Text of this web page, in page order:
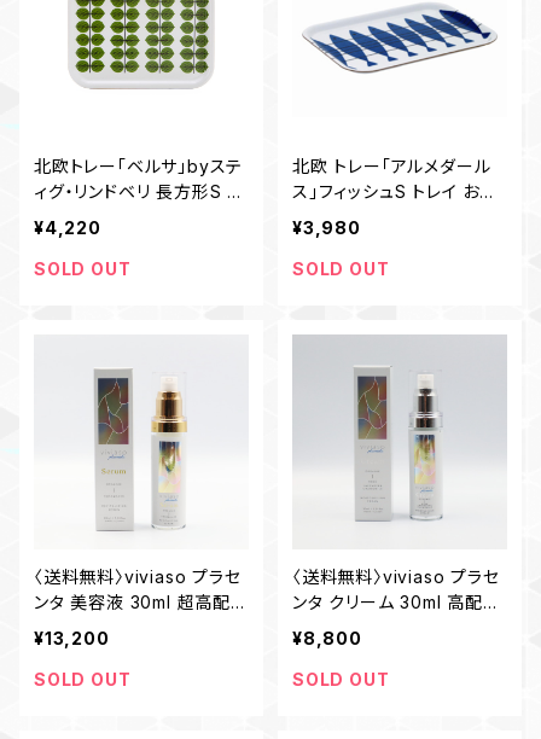
北欧トレー「ベルサ」byステ
ィグ・リンドベリ 長方形S ト
レイ おしゃれ お盆 キッチン
¥4,220
SOLD OUT
北欧 トレー「アルメダール
ス」フィッシュS トレイ おし
ゃれ お盆 キッチン
¥3,980
SOLD OUT
〈送料無料〉viviaso プラセ
ンタ 美容液 30ml 超高配合
50% ナノフィルター製法
無添加 国産
¥13,200
SOLD OUT
〈送料無料〉viviaso プラセ
ンタ クリーム 30ml 高配合
20％ ナノフィルター製法
無添加 国産
¥8,800
SOLD OUT